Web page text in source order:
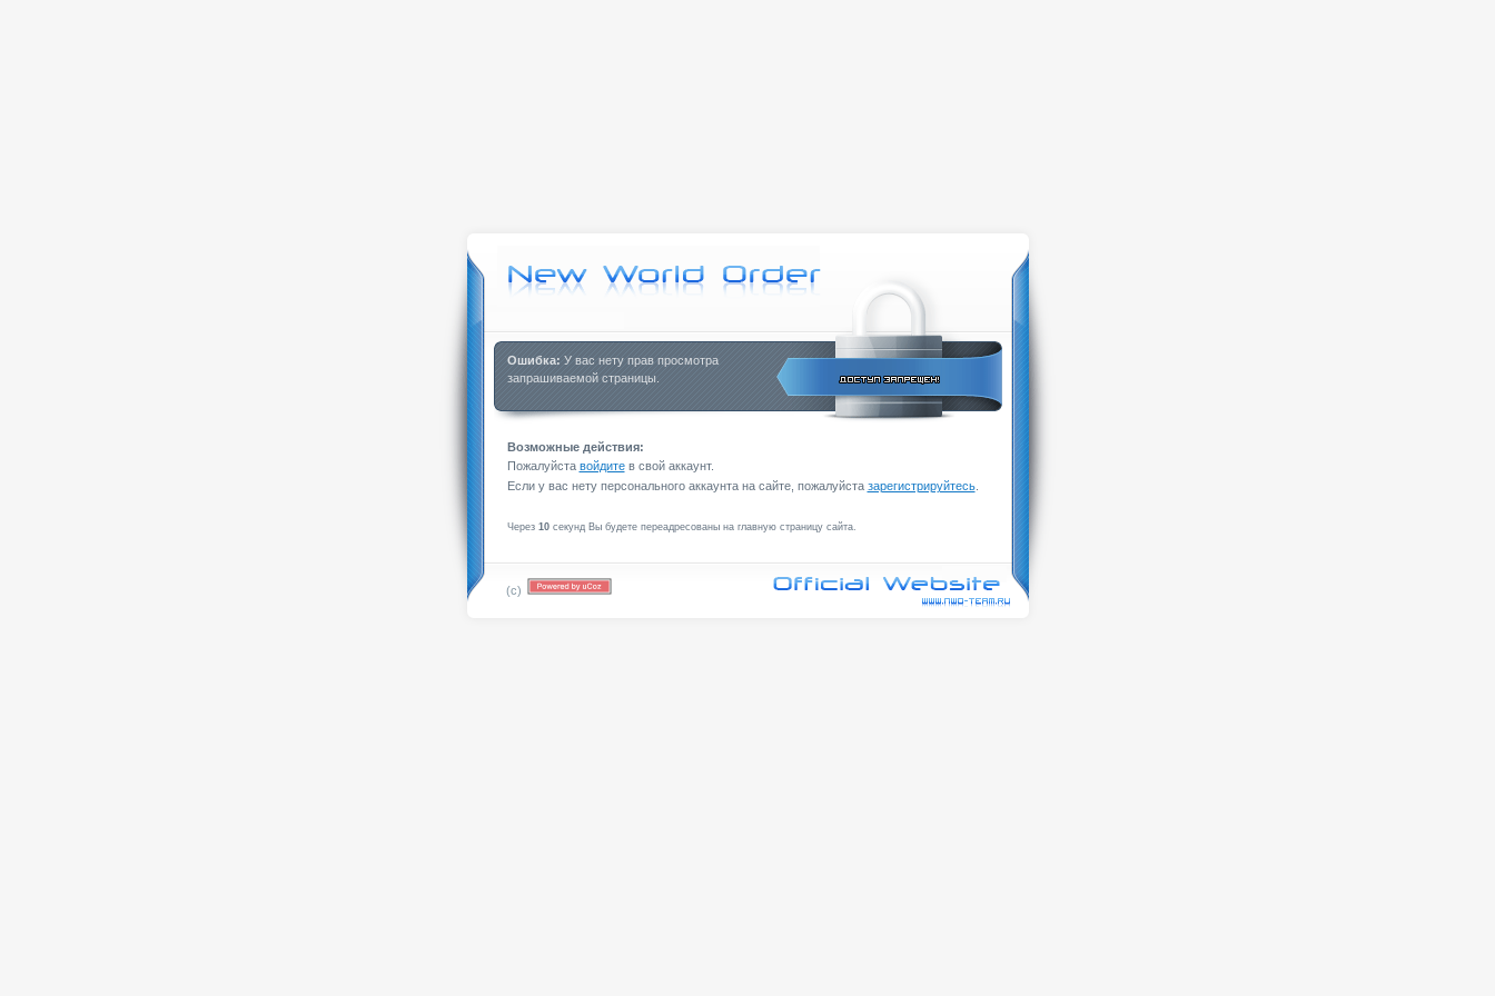
Ошибка: У вас нету прав просмотра
запрашиваемой страницы.
Возможные действия:
Пожалуйста войдитев свой аккаунт.
Если у вас нету персонального аккаунта на сайте, пожалуйста зарегистрируйтесь.
Через 10секунд Вы будете переадресованы на главную страницу сайта.
(c)